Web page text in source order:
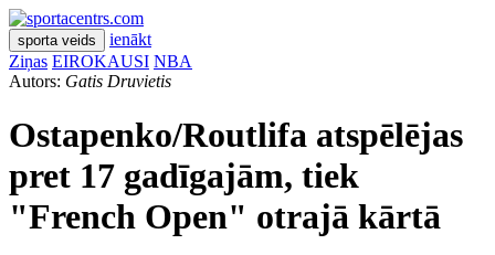
sporta veids
ienākt
Ziņas EIROKAUSI NBA
Autors: Gatis Druvietis
Ostapenko/Routlifa atspēlējas
pret 17 gadīgajām, tiek
"French Open" otrajā kārtā